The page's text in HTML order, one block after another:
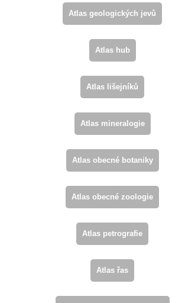
Atlas geologických jevů
Atlas hub
Atlas lišejníků
Atlas mineralogie
Atlas obecné botaniky
Atlas obecné zoologie
Atlas petrografie
Atlas řas